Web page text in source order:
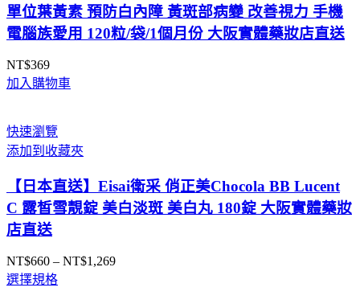
單位葉黃素 預防白內障 黃斑部病變 改善視力 手機
電腦族愛用 120粒/袋/1個月份 大阪實體藥妝店直送
NT$369
加入購物車
快速瀏覽
添加到收藏夾
【日本直送】Eisai衛采 俏正美Chocola BB Lucent
C 露皙雪靚錠 美白淡斑 美白丸 180錠 大阪實體藥妝
店直送
NT$660 – NT$1,269價
選擇規格